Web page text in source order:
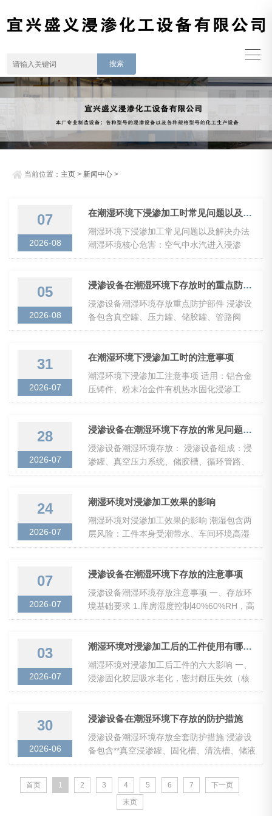
当前位置： 主页 > 新闻中心 >
07
2026-08
在潮湿环境下浸渗加工时常见问题以及解决办法
潮湿环境下浸渗加工常见问题以及解决办法
潮湿环境核心危害：空气中水汽进入浸渗
剂、工件微孔、罐体，造成浸渗剂吸水变
蚀、罐内结...
05
2026-08
浸渗设备在潮湿环境下存放时的重点防护部件有哪些？
浸渗设备潮湿环境存放重点防护部件 浸渗设
备包含真空罐、压力罐、储胶罐、管路阀
门、真空泵、空压机、电控系统、换热组件
露短路、...
31
2026-07
在潮湿环境下浸渗加工时的注意事项
潮湿环境下浸渗加工注意事项 适用：铝合金
压铸件、粉末冶金件有机热水固化浸渗工
艺；梅雨、沿海高湿车间。 高湿度核心危
微孔内水汽真...
28
2026-07
浸渗设备在潮湿环境下存放的常见问题以及解决办法
浸渗设备潮湿环境存放： 浸渗设备组成：浸
渗罐、真空压力系统、储胶槽、循环管路、
换热器、真空泵、电控柜、液压组件、工装
汽，锈...
24
2026-07
潮湿环境对浸渗加工效果的影响
潮湿环境对浸渗加工效果的影响 潮湿包含两
层风险：工件本身受潮带水、车间环境高湿
凝露，最终集中表现为浸渗渗漏返工率上
成因 1、微孔...
07
2026-07
浸渗设备在潮湿环境下存放的注意事项
浸渗设备潮湿环境存放注意事项 一、存放环
境基础要求 1.库房湿度控制40%60%RH，高
湿区域配备除湿机、排风扇，远离水池、外
离地10cm以上，离...
03
2026-07
潮湿环境对浸渗加工后的工件使用有哪些影响？
潮湿环境对浸渗加工后工件的六大影响 一、
浸渗固化胶层吸水老化，密封耐压失效（核
心危害） 1.固化树脂长期吸湿溶胀，胶与铸
孔的密封层...
30
2026-06
浸渗设备在潮湿环境下存放的防护措施
浸渗设备潮湿环境存放全套防护措施 浸渗设
备包含**真空浸渗罐、固化槽、清洗槽、储液
箱、真空泵、液压气动系统、电控柜、管路
阀门、密封件**，潮湿环境核心风险：罐体焊
缝锈蚀...
首页 1 2 3 4 5 6 7
下一页
末页